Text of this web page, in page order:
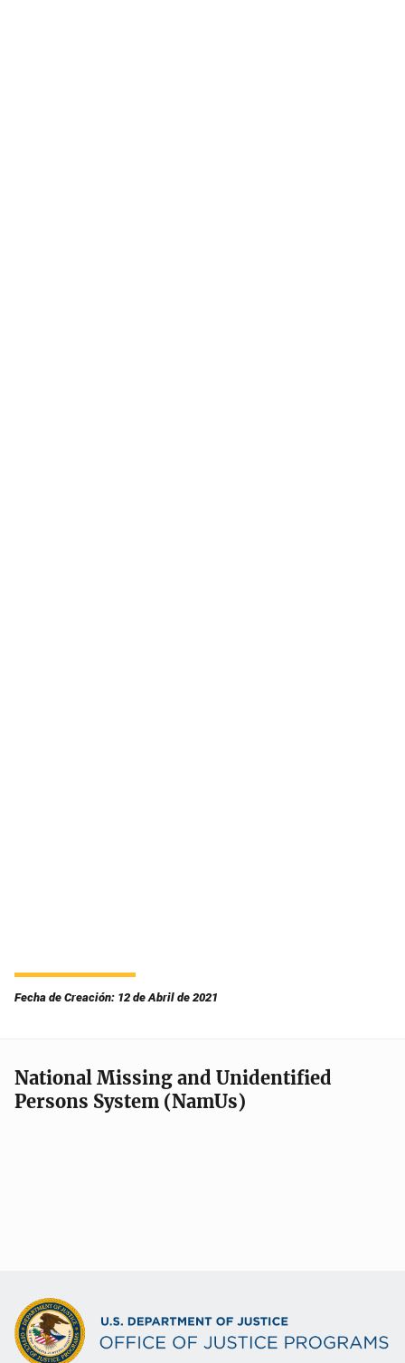
Fecha de Creación: 12 de Abril de 2021
National Missing and Unidentified
Persons System (NamUs)